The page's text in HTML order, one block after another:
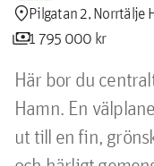
location_pinPilgatan 2, Norrtälje
payments1 795 000 kr
Här bor du
Hamn. En
ut till en fin,